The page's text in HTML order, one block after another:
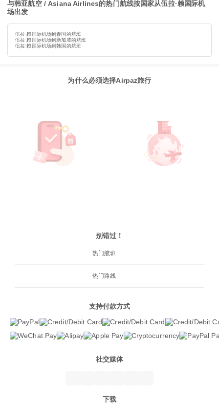
与韩亚航空 / Asiana Airlines的热门航线按国家从伍拉·赖国际机
场出发
伍拉·赖国际机场到泰国的航班
伍拉·赖国际机场到新加坡的航班
伍拉·赖国际机场到韩国的航班
为什么必须选择Airpaz旅行
别错过！
热门航班
热门路线
支持付款方式
社交媒体
下载